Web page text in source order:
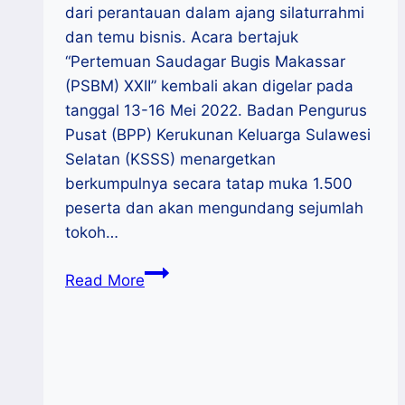
dari perantauan dalam ajang silaturrahmi
dan temu bisnis. Acara bertajuk
“Pertemuan Saudagar Bugis Makassar
(PSBM) XXII” kembali akan digelar pada
tanggal 13-16 Mei 2022. Badan Pengurus
Pusat (BPP) Kerukunan Keluarga Sulawesi
Selatan (KSSS) menargetkan
berkumpulnya secara tatap muka 1.500
peserta dan akan mengundang sejumlah
tokoh…
Read MorePSBM